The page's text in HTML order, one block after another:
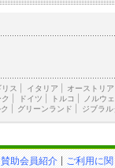
ス イタリア オーストリア
ドイツ トルコ
ノルウ
グリーンランド ジブラル
賛助会員紹介 ご利用に